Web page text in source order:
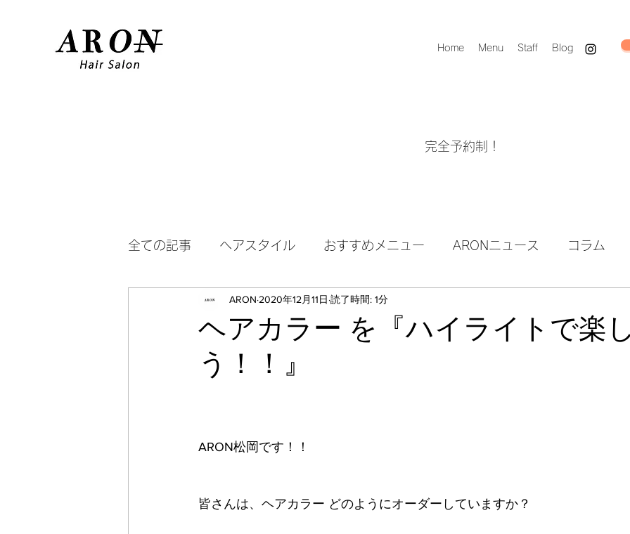
Home Menu Staff Blog
完全予約制！
全ての記事 ヘアスタイル おすすめメニュー ARONニュース コラム
ヘアカラー を『ハイライトで楽
う！！』
ARON 2020年12月11日 読了時間: 1分
ARON松岡です！！
皆さんは、ヘアカラー どのようにオーダーしていますか？